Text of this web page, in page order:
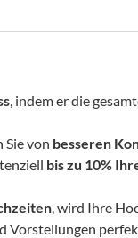
, indem er die
von besseren
bis zu 10%
, wird Ihre
Vorstellungen